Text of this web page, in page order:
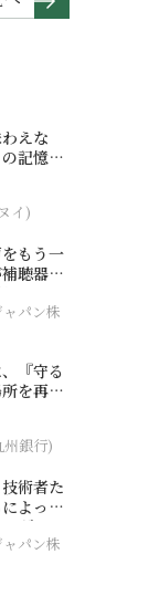
えな
記憶へ
イ)
をもう一
聴器チ
に
パン株
『守る
を再検
州銀行)
術者た
よって
ダーメ
パン株